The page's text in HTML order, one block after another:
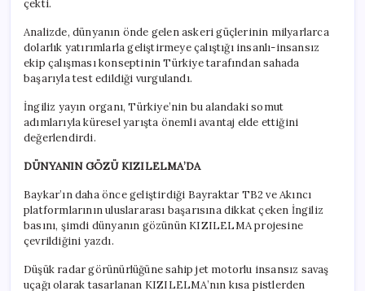
çekti.
Analizde, dünyanın önde gelen askeri güçlerinin milyarlarca
dolarlık yatırımlarla geliştirmeye çalıştığı insanlı-insansız
ekip çalışması konseptinin Türkiye tarafından sahada
başarıyla test edildiği vurgulandı.
İngiliz yayın organı, Türkiye’nin bu alandaki somut
adımlarıyla küresel yarışta önemli avantaj elde ettiğini
değerlendirdi.
DÜNYANIN GÖZÜ KIZILELMA’DA
Baykar’ın daha önce geliştirdiği Bayraktar TB2 ve Akıncı
platformlarının uluslararası başarısına dikkat çeken İngiliz
basını, şimdi dünyanın gözünün KIZILELMA projesine
çevrildiğini yazdı.
Düşük radar görünürlüğüne sahip jet motorlu insansız savaş
uçağı olarak tasarlanan KIZILELMA’nın kısa pistlerden